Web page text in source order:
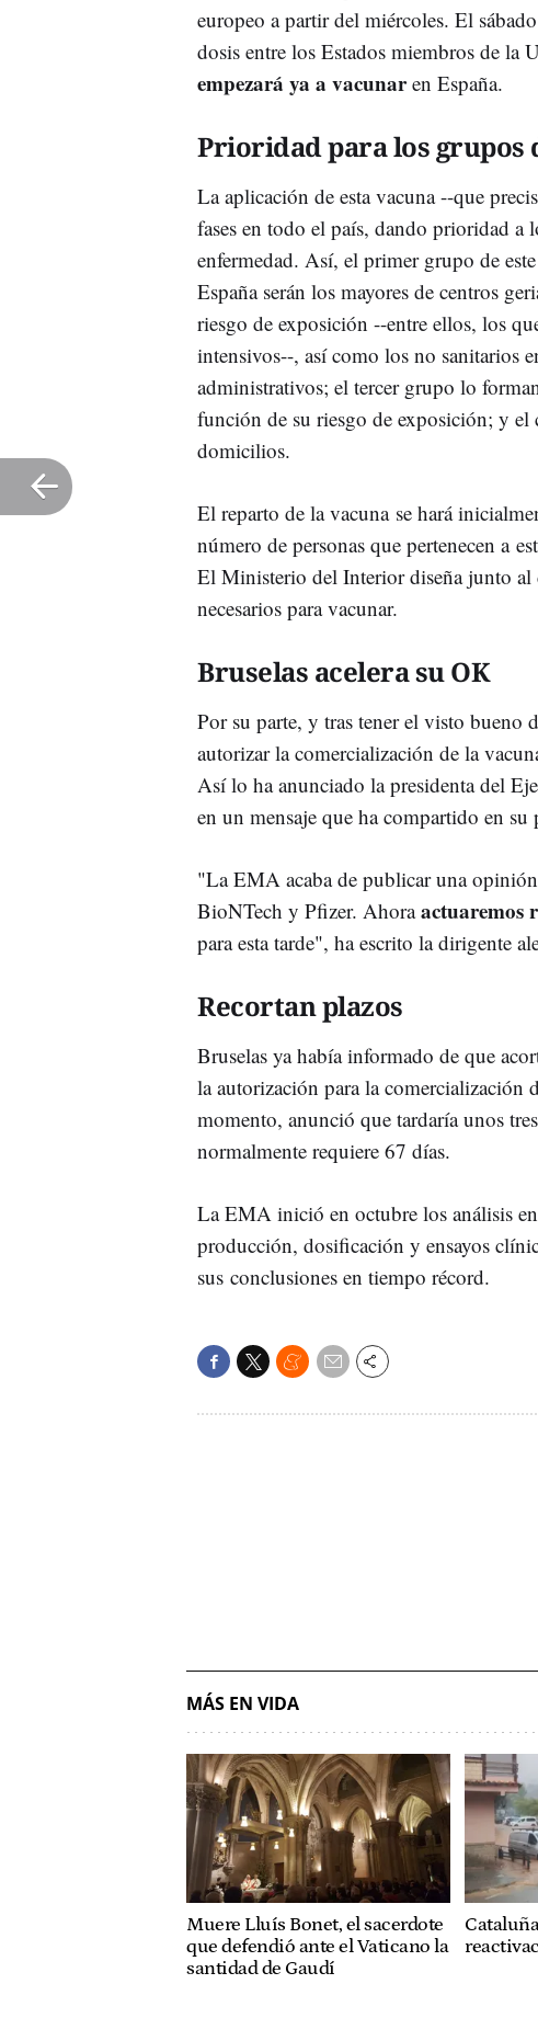
europeo a partir del miércoles. El
dosis entre los Estados miembros de la
empezará ya a vacunaren España.
Prioridad para los grupos
La aplicación de esta vacuna --que
fases en todo el país, dando prioridad a
enfermedad. Así, el primer grupo de
España serán los mayores de centros
riesgo de exposición --entre ellos, los
intensivos--, así como los no sanitarios
administrativos; el tercer grupo lo
función de su riesgo de exposición; y el
domicilios.
El reparto de la vacuna se hará
número de personas que pertenecen a
El Ministerio del Interior diseña junto
necesarios para vacunar.
Bruselas acelera su OK
Por su parte, y tras tener el visto bueno
autorizar la comercialización de la
Así lo ha anunciado la presidenta del
en un mensaje que ha compartido en
"La EMA acaba de publicar una
BioNTech y Pfizer. Ahoraactuaremos
para esta tarde", ha escrito la dirigente
Recortan plazos
Bruselas ya había informado de que
la autorización para la comercialización
momento, anunció que tardaría unos
normalmente requiere 67 días.
La EMA inició en octubre los análisis
producción, dosificación y ensayos
sus conclusiones en tiempo récord.
MÁS EN VIDA
Muere Lluís Bonet, el sacerdote
que defendió ante el Vaticano la
santidad de Gaudí